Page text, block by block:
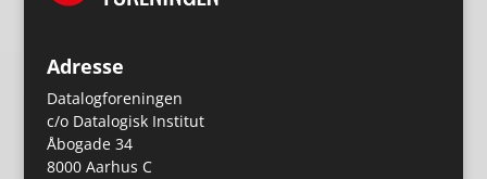
Adresse
Datalogforeningen
c/o Datalogisk Institut
Åbogade 34
8000 Aarhus C